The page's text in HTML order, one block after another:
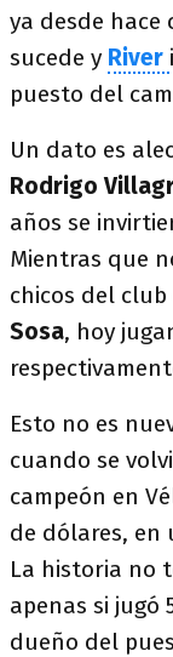
ya desde hace
sucede y River
puesto del
Un dato es
Rodrigo
años se
Mientras que
chicos del club
Sosa, hoy
Esto no es
cuando se
campeón en
de dólares, en
La historia no
apenas si jugó
dueño del